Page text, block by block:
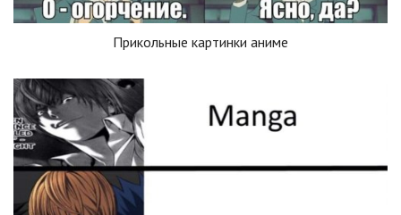
Прикольные картинки аниме